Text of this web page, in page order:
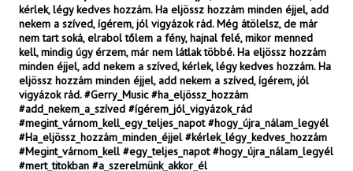
kérlek, légy kedves hozzám. Ha eljössz hozzám minden éjjel, add
nekem a szíved, ígérem, jól vigyázok rád. Még átölelsz, de már
nem tart soká, elrabol tőlem a fény, hajnal felé, mikor menned
kell, mindig úgy érzem, már nem látlak többé. Ha eljössz hozzám
minden éjjel, add nekem a szíved, kérlek, légy kedves hozzám. Ha
eljössz hozzám minden éjjel, add nekem a szíved, ígérem, jól
vigyázok rád. #Gerry_Music #ha_eljössz_hozzám
#add_nekem_a_szíved #ígérem_jól_vigyázok_rád
#megint_várnom_kell_egy_teljes_napot #hogy_újra_nálam_legyél
#Ha_eljössz_hozzám_minden_éjjel #kérlek_légy_kedves_hozzám
#Megint_várnom_kell #egy_teljes_napot #hogy_újra_nálam_legyél
#mert_titokban #a_szerelmünk_akkor_él